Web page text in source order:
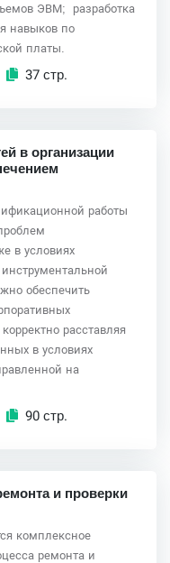
ЭВМ; ­ разработка
навыков по
платы.
37 стр.
в организации
работы
в условиях
обеспечить
расставляя
в условиях
на
90 стр.
и проверки
комплексное
ремонта и